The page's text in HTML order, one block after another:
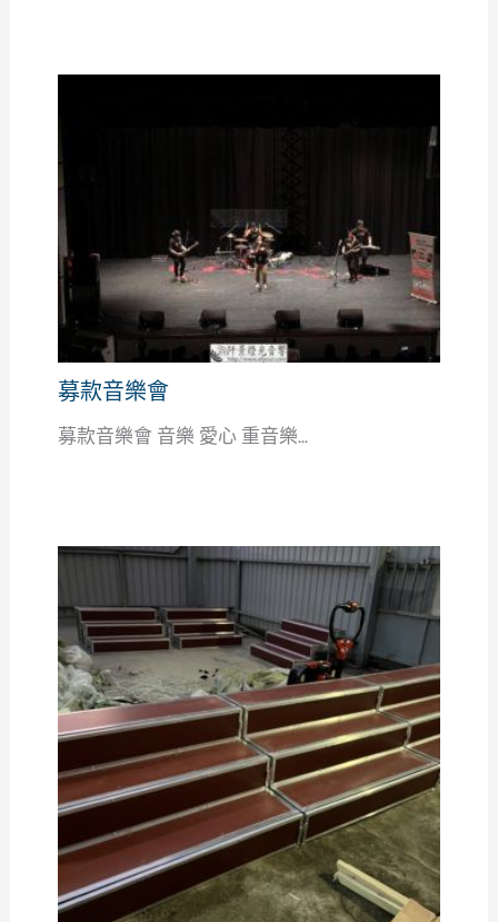
募款音樂會
募款音樂會 音樂 愛心 重音樂...